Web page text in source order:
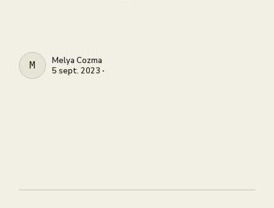
MELYA COZMA
Melya Cozma
5 sept. 2023 ∙